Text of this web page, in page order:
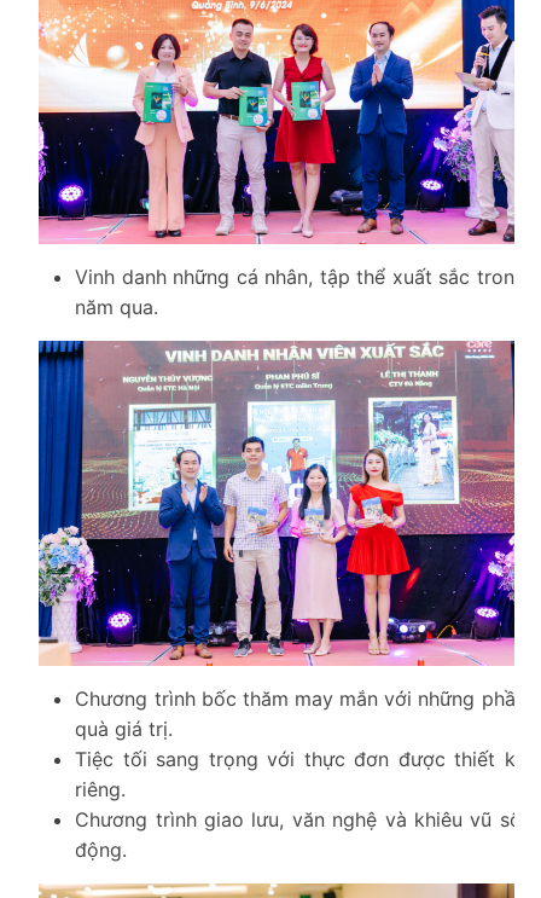
Vinh danh những cá nhân, tập thể xuất sắc trong
năm qua.
Chương trình bốc thăm may mắn với những phần
quà giá trị.
Tiệc tối sang trọng với thực đơn được thiết kế
riêng.
Chương trình giao lưu, văn nghệ và khiêu vũ sôi
động.